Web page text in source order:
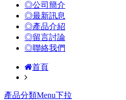
◎公司簡介
◎最新訊息
◎產品介紹
◎留言討論
◎聯絡我們
首頁
產品分類Menu下拉